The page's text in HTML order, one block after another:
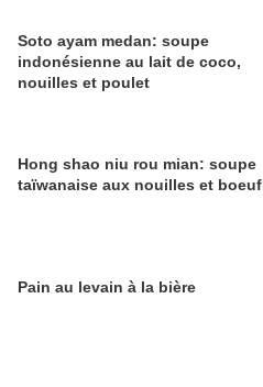
Soto ayam medan: soupe
indonésienne au lait de coco,
nouilles et poulet
Hong shao niu rou mian: soupe
taïwanaise aux nouilles et boeuf
Pain au levain à la bière